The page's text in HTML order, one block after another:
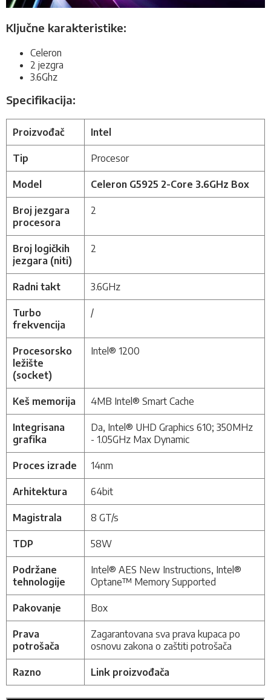
Ključne karakteristike:
Celeron
2 jezgra
3.6Ghz
Specifikacija:
Proizvođač Intel
Tip Procesor
Model Celeron G5925 2-Core 3.6GHz Box
Broj jezgara
procesora
2
Broj logičkih
jezgara (niti)
2
Radni takt 3.6GHz
Turbo
frekvencija
/
Procesorsko
ležište
(socket)
Intel® 1200
Keš memorija 4MB Intel® Smart Cache
Integrisana
grafika
Da, Intel® UHD Graphics 610; 350MHz
- 1.05GHz Max Dynamic
Proces izrade 14nm
Arhitektura 64bit
Magistrala 8 GT/s
TDP 58W
Podržane
tehnologije
Intel® AES New Instructions, Intel®
Optane™ Memory Supported
Pakovanje Box
Prava
potrošača
Zagarantovana sva prava kupaca po
osnovu zakona o zaštiti potrošača
Razno Link proizvođača